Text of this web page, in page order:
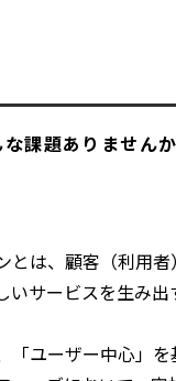
な課題ありません
とは、顧客（利用
いサービスを生み出
「ユーザー中心」